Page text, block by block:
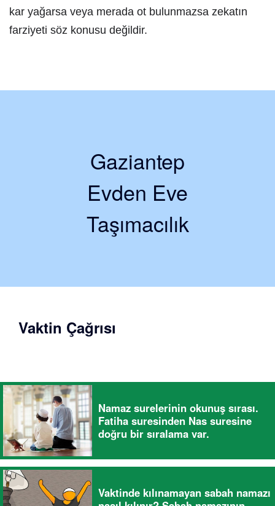
kar yağarsa veya merada ot bulunmazsa zekatın
farziyeti söz konusu değildir.
Gaziantep
Evden Eve
Taşımacılık
Vaktin Çağrısı
Namaz surelerinin okunuş sırası.
Fatiha suresinden Nas suresine
doğru bir sıralama var.
Vaktinde kılınamayan sabah namazı